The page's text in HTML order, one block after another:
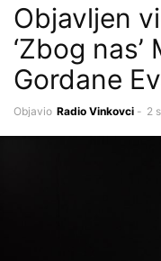
Objavljen
‘Zbog
Gordane
Objavio Radio Vinkovci - 2